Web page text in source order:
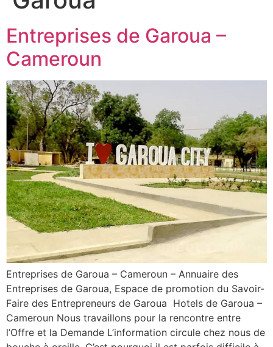
Entreprises de Garoua –
Cameroun
Entreprises de Garoua – Cameroun – Annuaire des
Entreprises de Garoua, Espace de promotion du Savoir-
Faire des Entrepreneurs de Garoua Hotels de Garoua –
Cameroun Nous travaillons pour la rencontre entre
l’Offre et la Demande L’information circule chez nous de